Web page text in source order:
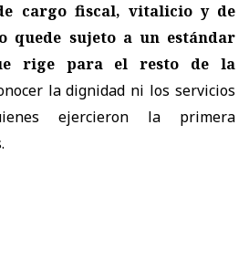
cargo fiscal, vitalicio y de
quede sujeto a un estándar
rige para el resto de la
la dignidad ni los servicios
ejercieron la primera